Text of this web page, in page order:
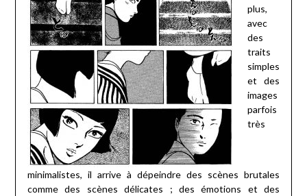
plus,
avec
des
traits
simples
et des
images
parfois
très
minimalistes, il arrive à dépeindre des scènes brutales
comme des scènes délicates ; des émotions et des